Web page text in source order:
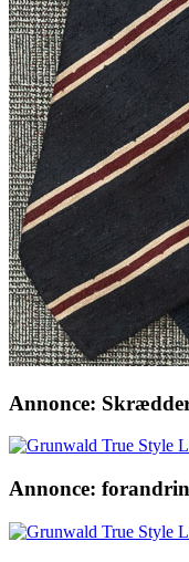
Annonce:
Annonce: